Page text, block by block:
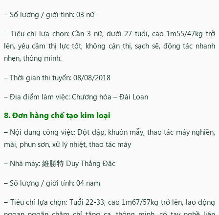
– Số lượng / giới tính: 03 nữ
– Tiêu chí lựa chọn: Cần 3 nữ, dưới 27 tuổi, cao 1m55/47kg trở
lên, yêu cầm thị lực tốt, không cận thị, sạch sẽ, động tác nhanh
nhẹn, thông minh.
– Thời gian thi tuyển: 08/08/2018
– Địa điểm làm việc: Chương hóa – Đài Loan
8. Đơn hàng chế tạo kim loại
– Nội dung công việc: Đột dập, khuôn mẫy, thao tác máy nghiền,
mài, phun sơn, xử lý nhiệt, thao tác máy
– Nhà máy: 維勝特 Duy Thắng Đặc
– Số lượng / giới tính: 04 nam
– Tiêu chí lựa chọn: Tuổi 22-33, cao 1m67/57kg trở lên, lao động